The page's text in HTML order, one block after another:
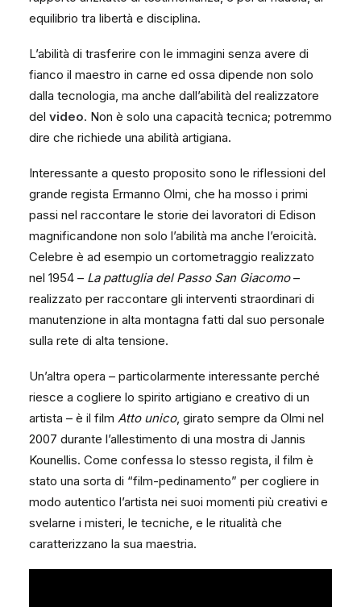
equilibrio tra libertà e disciplina.
L’abilità di trasferire con le immagini senza avere di
fianco il maestro in carne ed ossa dipende non solo
dalla tecnologia, ma anche dall’abilità del realizzatore
del video. Non è solo una capacità tecnica; potremmo
dire che richiede una abilità artigiana.
Interessante a questo proposito sono le riflessioni del
grande regista Ermanno Olmi, che ha mosso i primi
passi nel raccontare le storie dei lavoratori di Edison
magnificandone non solo l’abilità ma anche l’eroicità.
Celebre è ad esempio un cortometraggio realizzato
nel 1954 – La pattuglia del Passo San Giacomo–
realizzato per raccontare gli interventi straordinari di
manutenzione in alta montagna fatti dal suo personale
sulla rete di alta tensione.
Un’altra opera – particolarmente interessante perché
riesce a cogliere lo spirito artigiano e creativo di un
artista – è il film Atto unico, girato sempre da Olmi nel
2007 durante l’allestimento di una mostra di Jannis
Kounellis. Come confessa lo stesso regista, il film è
stato una sorta di “film-pedinamento” per cogliere in
modo autentico l’artista nei suoi momenti più creativi e
svelarne i misteri, le tecniche, e le ritualità che
caratterizzano la sua maestria.